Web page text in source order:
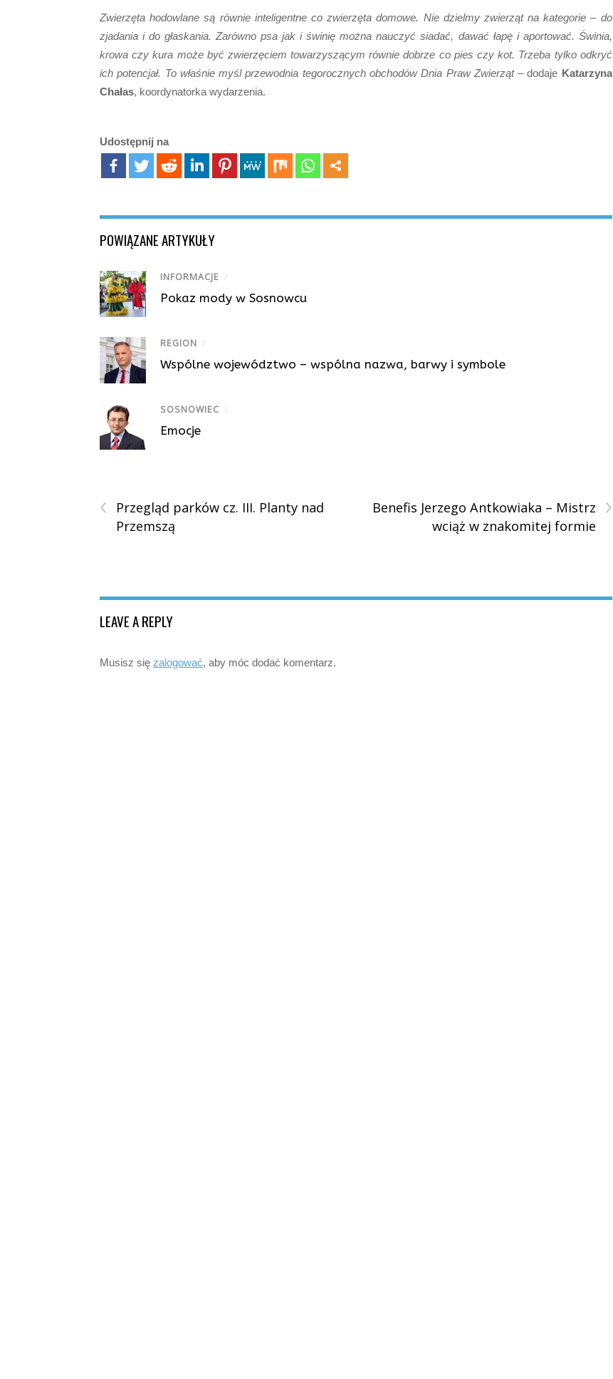
Zwierzęta hodowlane są równie inteligentne co zwierzęta domowe. Nie dzielmy zwierząt na kategorie – do
zjadania i do głaskania. Zarówno psa jak i świnię można nauczyć siadać, dawać łapę i aportować. Świnia,
krowa czy kura może być zwierzęciem towarzyszącym równie dobrze co pies czy kot. Trzeba tylko odkryć
ich potencjał. To właśnie myśl przewodnia tegorocznych obchodów Dnia Praw Zwierząt– dodaje Katarzyna
Chałas, koordynatorka wydarzenia.
Udostępnij na
POWIĄZANE ARTYKUŁY
INFORMACJE /
Pokaz mody w Sosnowcu
REGION /
Wspólne województwo – wspólna nazwa, barwy i symbole
SOSNOWIEC /
Emocje
‹
Przegląd parków cz. III. Planty nad
Przemszą
›
Benefis Jerzego Antkowiaka – Mistrz
wciąż w znakomitej formie
LEAVE A REPLY
Musisz się zalogować, aby móc dodać komentarz.